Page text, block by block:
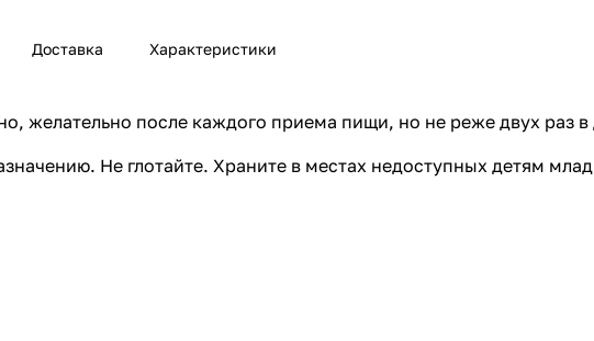
Доставка Характеристики
желательно после каждого приема пищи, но не реже двух раз
Не глотайте. Храните в местах недоступных детям